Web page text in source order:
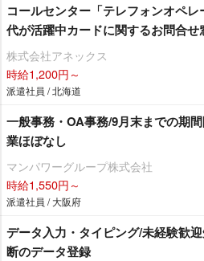
コールセンター「テレフォンオペ
代が活躍中カードに関するお問合せ
株式会社アネックス
時給1,200円～
派遣社員 / 北海道
一般事務・OA事務/9月末までの期
業ほぼなし
マンパワーグループ株式会社
時給1,550円～
派遣社員 / 大阪府
データ入力・タイピング/未経験歓
断のデータ登録